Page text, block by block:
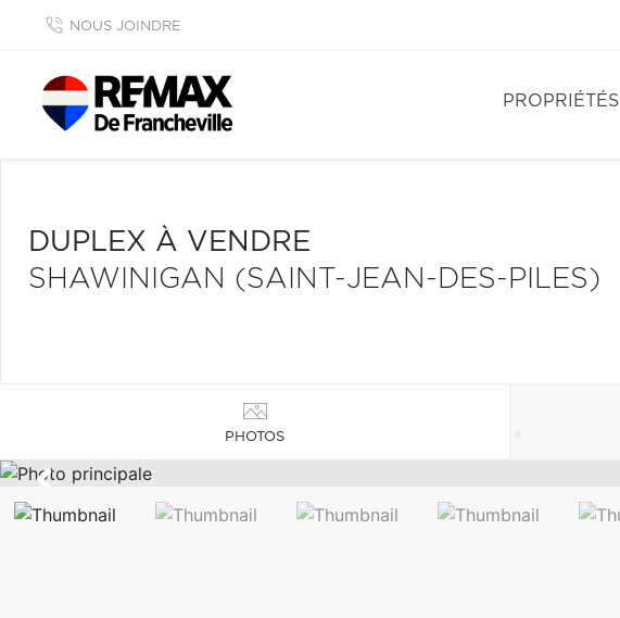
NOUS JOINDRE
PROPRIÉTÉS
DUPLEX À VENDRE
SHAWINIGAN (SAINT-JEAN-DES-PILES)
PHOTOS